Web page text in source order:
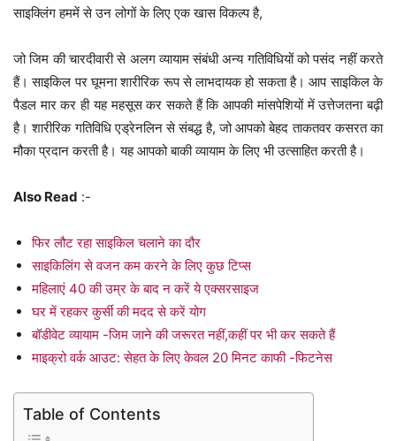
साइक्लिंग हममें से उन लोगों के लिए एक खास विकल्प है,
जो जिम की चारदीवारी से अलग व्यायाम संबंधी अन्य गतिविधियों को पसंद नहीं करते
हैं। साइकिल पर घूमना शारीरिक रूप से लाभदायक हो सकता है। आप साइकिल के
पैडल मार कर ही यह महसूस कर सकते हैं कि आपकी मांसपेशियों में उत्तेजतना बढ़ी
है। शारीरिक गतिविधि एड्रेनलिन से संबद्ध है, जो आपको बेहद ताकतवर कसरत का
मौका प्रदान करती है। यह आपको बाकी व्यायाम के लिए भी उत्साहित करती है।
Also Read :-
फिर लौट रहा साइकिल चलाने का दौर
साइकिलिंग से वजन कम करने के लिए कुछ टिप्स
महिलाएं 40 की उम्र के बाद न करें ये एक्सरसाइज
घर में रहकर कुर्सी की मदद से करें योग
बॉडीवेट व्यायाम -जिम जाने की जरूरत नहीं,कहीं पर भी कर सकते हैं
माइक्रो वर्क आउट: सेहत के लिए केवल 20 मिनट काफी -फिटनेस
Table of Contents